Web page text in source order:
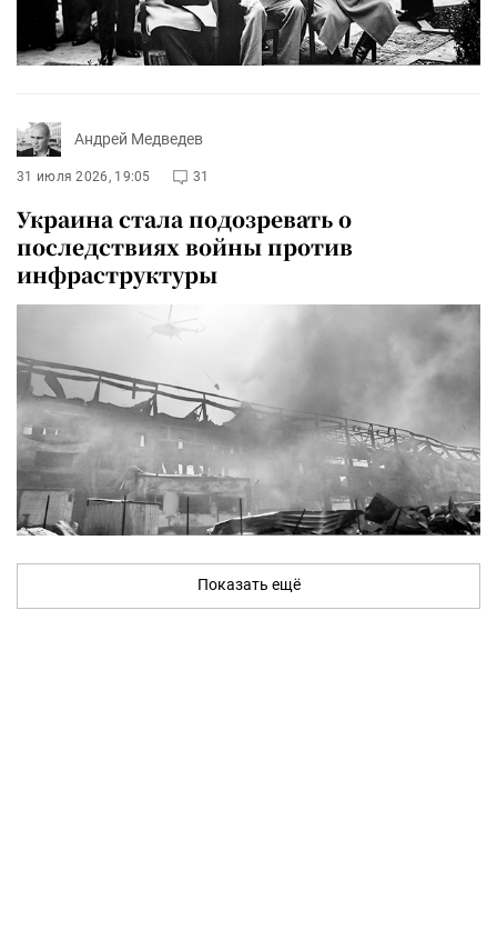
Андрей Медведев
31 июля 2026, 19:05 31
Украина стала подозревать о
последствиях войны против
инфраструктуры
Показать ещё